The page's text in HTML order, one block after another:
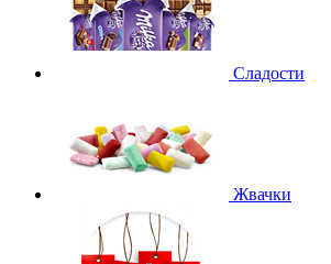
Сладости
Жвачки